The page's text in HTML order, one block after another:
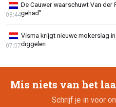
De Cauwer waarschuwt Van der
gehad"
08:44
Visma krijgt nieuwe mokerslag in
diggelen
07:57
Mis niets van het
Schrijf je in voor